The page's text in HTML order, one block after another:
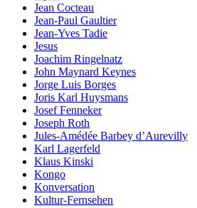
Jean Cocteau
Jean-Paul Gaultier
Jean-Yves Tadie
Jesus
Joachim Ringelnatz
John Maynard Keynes
Jorge Luis Borges
Joris Karl Huysmans
Josef Fenneker
Joseph Roth
Jules-Amédée Barbey d’Aurevilly
Karl Lagerfeld
Klaus Kinski
Kongo
Konversation
Kultur-Fernsehen